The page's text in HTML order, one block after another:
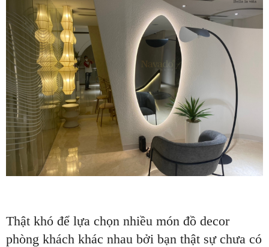
Thật khó để lựa chọn nhiều món đồ decor
phòng khách khác nhau bởi bạn thật sự chưa có